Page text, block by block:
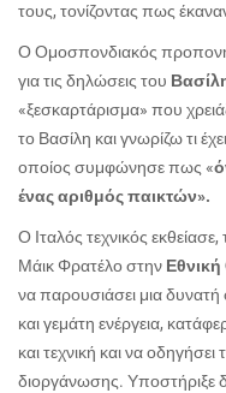
τους, τονίζοντας πως
Ο Ομοσπονδιακός
για τις δηλώσεις του
«ξεσκαρτάρισμα» που
το Βασίλη και γνωρίζω τι
οποίος συμφώνησε πως «
ένας αριθμός παικτών».
Ο Ιταλός τεχνικός
Μάικ Φρατέλο στην
να παρουσιάσει μια
και γεμάτη ενέργεια,
και τεχνική και να
διοργάνωσης. Υποστήριξε